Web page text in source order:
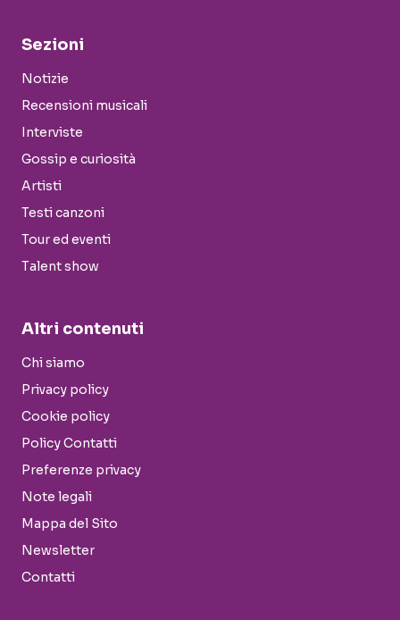
Sezioni
Notizie
Recensioni musicali
Interviste
Gossip e curiosità
Artisti
Testi canzoni
Tour ed eventi
Talent show
Altri contenuti
Chi siamo
Privacy policy
Cookie policy
Policy Contatti
Preferenze privacy
Note legali
Mappa del Sito
Newsletter
Contatti